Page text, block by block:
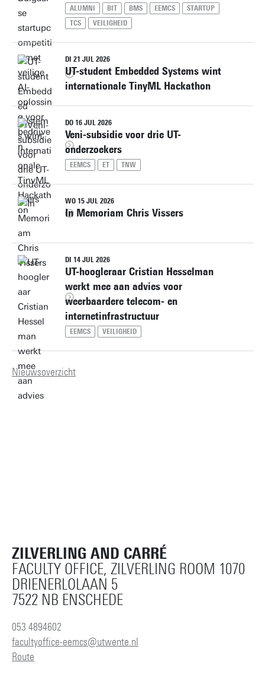
ALUMNI BIT BMS EEMCS
STARTUP
TCS
VEILIGHEID
DI 21 JUL 2026
UT-student Embedded Systems wint
internationale TinyML Hackathon
DO 16 JUL 2026
Veni-subsidie voor drie UT-
onderzoekers
EEMCS ET TNW
WO 15 JUL 2026
In Memoriam Chris Vissers
DI 14 JUL 2026
UT-hoogleraar Cristian Hesselman
werkt mee aan advies voor
weerbaardere telecom- en
internetinfrastructuur
EEMCS VEILIGHEID
Nieuwsoverzicht
ZILVERLING AND CARRÉ
FACULTY OFFICE, ZILVERLING ROOM 1070
DRIENERLOLAAN 5
7522 NB ENSCHEDE
053 4894602
facultyoffice-eemcs@utwente.nl
Route